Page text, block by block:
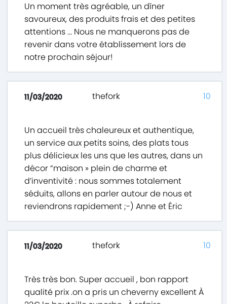
Un moment très agréable, un dîner
savoureux, des produits frais et des petites
attentions ... Nous ne manquerons pas de
revenir dans votre établissement lors de
notre prochain séjour!
11/03/2020 thefork
Un accueil très chaleureux et authentique,
un service aux petits soins, des plats tous
plus délicieux les uns que les autres, dans un
décor “maison » plein de charme et
d’inventivité : nous sommes totalement
séduits, allons en parler autour de nous et
reviendrons rapidement ;-) Anne et Éric
10
11/03/2020 thefork
Très très bon. Super accueil , bon rapport
qualité prix .on a pris un cheverny excellent À
10